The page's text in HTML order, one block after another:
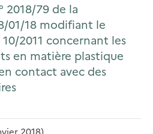
2018/79 de la
01/18 modifiant le
2011 concernant les
en matière plastique
contact avec des
2018)